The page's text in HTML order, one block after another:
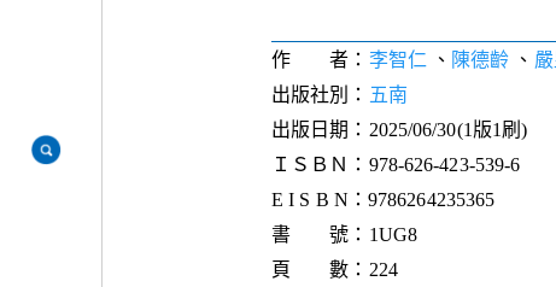
作 者： 李智仁 、 陳德齡 、
出版社別： 五南
出版日期：2025/06/30(1版1刷)
ＩＳＢＮ：978-626-423-539-6
E I S B N：9786264235365
書 號：1UG8
頁 數：224